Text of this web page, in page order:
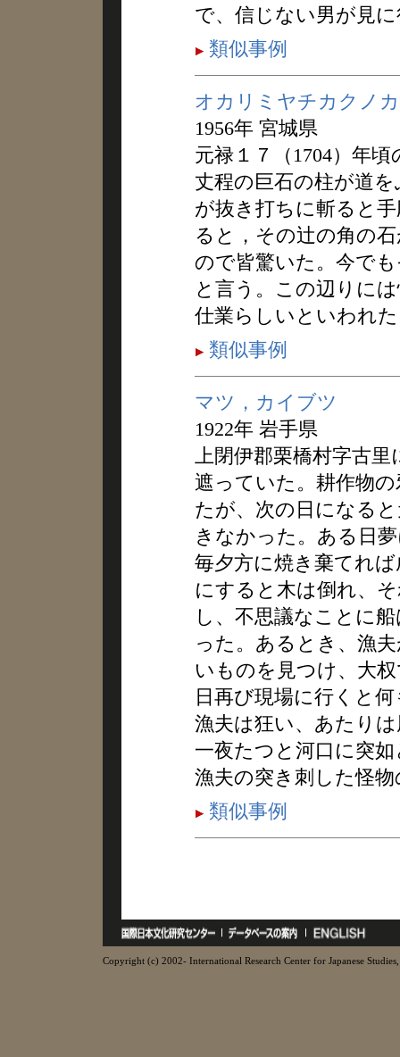
で、信じない男が見
類似事例
オカリミヤチカクノ
1956年 宮城県
元禄１７（1704）年
丈程の巨石の柱が道
が抜き打ちに斬ると
ると，その辻の角の
ので皆驚いた。今で
と言う。この辺りに
仕業らしいといわれ
類似事例
マツ，カイブツ
1922年 岩手県
上閉伊郡栗橋村字古
遮っていた。耕作物
たが、次の日になる
きなかった。ある日
毎夕方に焼き棄てれ
にすると木は倒れ、
し、不思議なことに
った。あるとき、漁
いものを見つけ、大
日再び現場に行くと
漁夫は狂い、あたり
一夜たつと河口に突
漁夫の突き刺した怪
類似事例
Copyright (c) 2002- International Research Center for Japanese